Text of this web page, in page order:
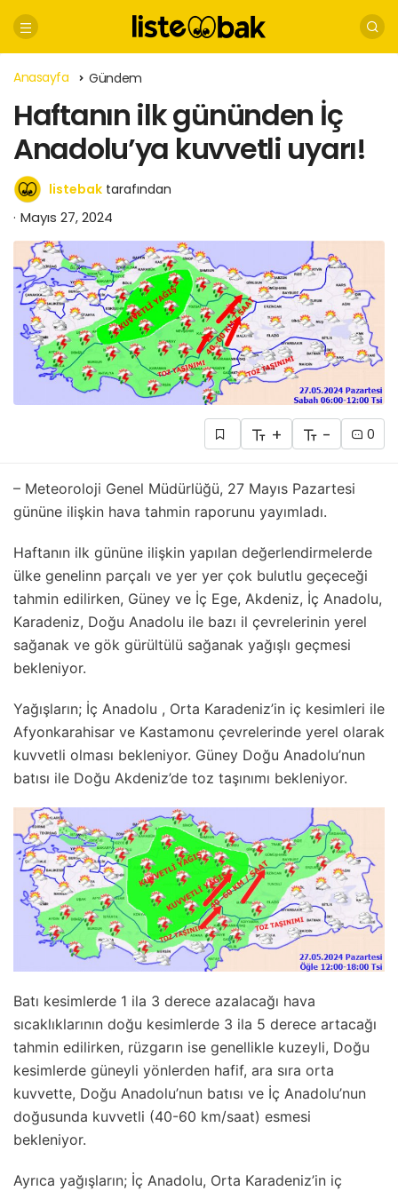
Anasayfa Gündem
Haftanın ilk gününden İç
Anadolu’ya kuvvetli uyarı!
listebak tarafından
Mayıs 27, 2024
+ - 0
– Meteoroloji Genel Müdürlüğü, 27 Mayıs Pazartesi
gününe ilişkin hava tahmin raporunu yayımladı.
Haftanın ilk gününe ilişkin yapılan değerlendirmelerde
ülke genelinn parçalı ve yer yer çok bulutlu geçeceği
tahmin edilirken, Güney ve İç Ege, Akdeniz, İç Anadolu,
Karadeniz, Doğu Anadolu ile bazı il çevrelerinin yerel
sağanak ve gök gürültülü sağanak yağışlı geçmesi
bekleniyor.
Yağışların; İç Anadolu , Orta Karadeniz’in iç kesimleri ile
Afyonkarahisar ve Kastamonu çevrelerinde yerel olarak
kuvvetli olması bekleniyor. Güney Doğu Anadolu’nun
batısı ile Doğu Akdeniz’de toz taşınımı bekleniyor.
Batı kesimlerde 1 ila 3 derece azalacağı hava
sıcaklıklarının doğu kesimlerde 3 ila 5 derece artacağı
tahmin edilirken, rüzgarın ise genellikle kuzeyli, Doğu
kesimlerde güneyli yönlerden hafif, ara sıra orta
kuvvette, Doğu Anadolu’nun batısı ve İç Anadolu’nun
doğusunda kuvvetli (40-60 km/saat) esmesi
bekleniyor.
Ayrıca yağışların; İç Anadolu, Orta Karadeniz’in iç